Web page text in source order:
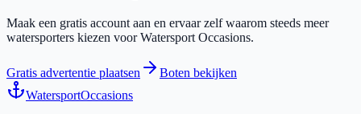
Maak een gratis account aan en ervaar zelf waarom steeds meer
watersporters kiezen voor Watersport Occasions.
Gratis advertentie plaatsen
Boten bekijken
WatersportOccasions